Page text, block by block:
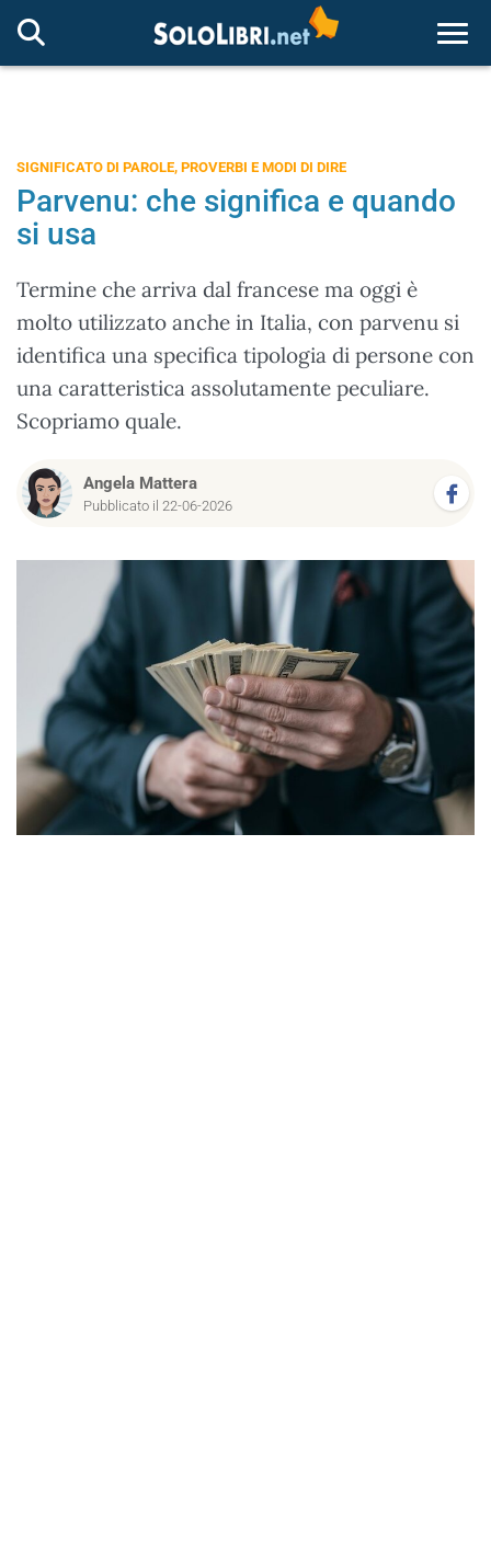
SIGNIFICATO DI PAROLE, PROVERBI E MODI DI DIRE
Parvenu: che significa e quando
si usa
Termine che arriva dal francese ma oggi è
molto utilizzato anche in Italia, con parvenu si
identifica una specifica tipologia di persone con
una caratteristica assolutamente peculiare.
Scopriamo quale.
Angela Mattera
Pubblicato il 22-06-2026